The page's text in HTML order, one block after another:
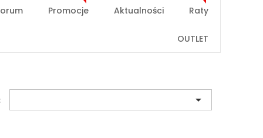
Promocje Aktualności Raty
OUTLET
